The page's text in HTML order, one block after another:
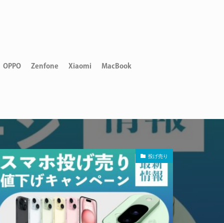
OPPO Zenfone Xiaomi MacBook
投げ売り